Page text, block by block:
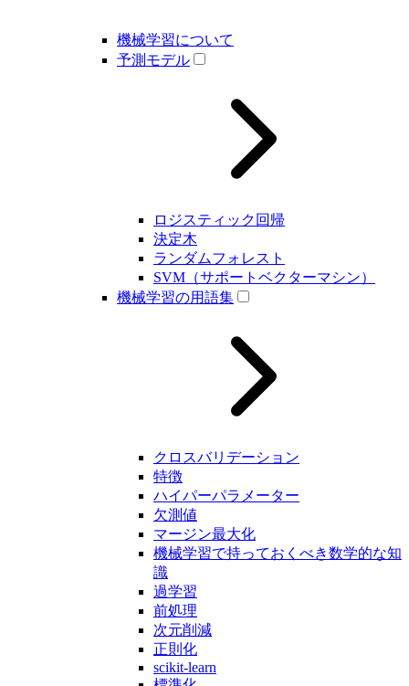
機械学習について
予測モデル
ロジスティック回帰
決定木
ランダムフォレスト
SVM（サポートベクターマシン）
機械学習の用語集
クロスバリデーション
特徴
ハイパーパラメーター
欠測値
マージン最大化
機械学習で持っておくべき数学的な知
識
過学習
前処理
次元削減
正則化
scikit-learn